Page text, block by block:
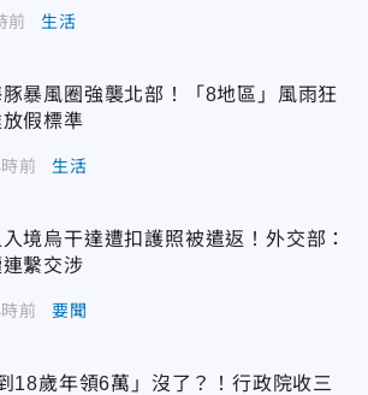
前 生活
豚暴風圈強襲北部！「8地區」風雨狂
假標準
前 生活
入境烏干達遭扣護照被遣返！外交部：
繫交涉
前 要聞
18歲年領6萬」沒了？！行政院收三